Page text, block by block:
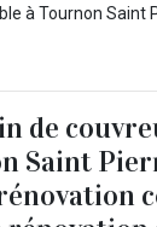
à Tournon Saint
de
Saint